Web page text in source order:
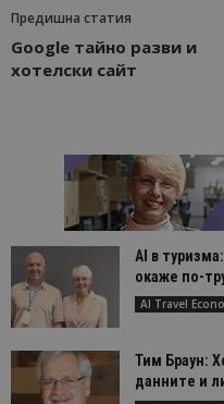
Предишна статия
Google тайно разви и
хотелски сайт
AI в
окаже по-
AI Travel
Тим Браун:
данните и